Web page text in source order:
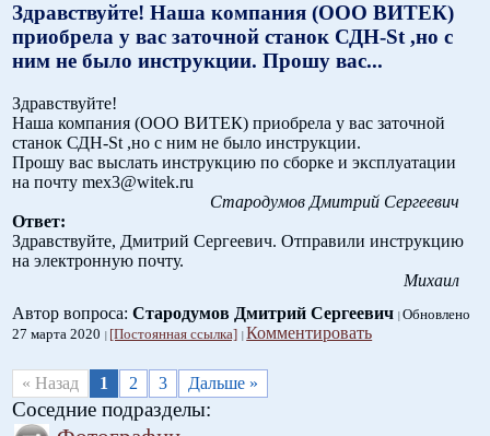
Здравствуйте! Наша компания (ООО ВИТЕК)
приобрела у вас заточной станок СДН-St ,но с
ним не было инструкции. Прошу вас...
Здравствуйте!
Наша компания (ООО ВИТЕК) приобрела у вас заточной
станок СДН-St ,но с ним не было инструкции.
Прошу вас выслать инструкцию по сборке и эксплуатации
на почту mex3@witek.ru
Стародумов Дмитрий Сергеевич
Ответ:
Здравствуйте, Дмитрий Сергеевич. Отправили инструкцию
на электронную почту.
Михаил
Автор вопроса:Стародумов Дмитрий Сергеевич Обновлено
27 марта 2020
[Постоянная ссылка] Комментировать
« Назад 1 2 3 Дальше »
Соседние подразделы: